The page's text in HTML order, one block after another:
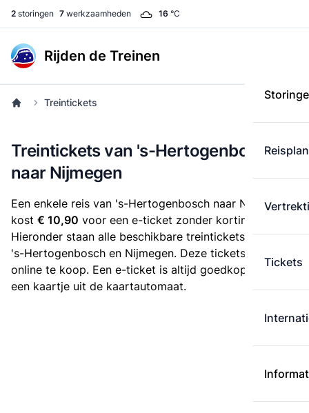
2 storingen 7 werkzaamheden 16 °C
Rijden de Treinen
Tickets
Treintickets
Treintickets van 's-Hertogenbosch
naar Nijmegen
Een enkele reis van 's-Hertogenbosch naar Nijmegen
kost € 10,90 voor een e-ticket zonder korting.
Hieronder staan alle beschikbare treintickets tussen
's-Hertogenbosch en Nijmegen. Deze tickets zijn
online te koop. Een e-ticket is altijd goedkoper dan
een kaartje uit de kaartautomaat.